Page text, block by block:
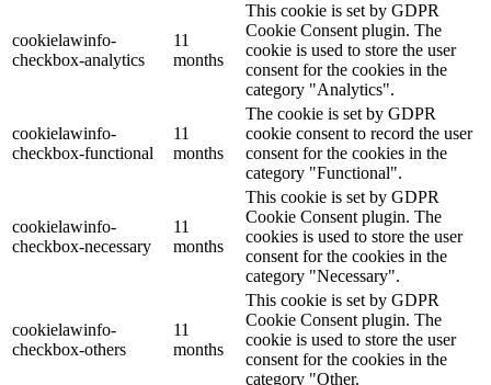
cookielawinfo-
checkbox-analytics
11
months
This cookie is set by GDPR
Cookie Consent plugin. The
cookie is used to store the user
consent for the cookies in the
category "Analytics".
cookielawinfo-
checkbox-functional
11
months
The cookie is set by GDPR
cookie consent to record the user
consent for the cookies in the
category "Functional".
cookielawinfo-
checkbox-necessary
11
months
This cookie is set by GDPR
Cookie Consent plugin. The
cookies is used to store the user
consent for the cookies in the
category "Necessary".
cookielawinfo-
checkbox-others
11
months
This cookie is set by GDPR
Cookie Consent plugin. The
cookie is used to store the user
consent for the cookies in the
category "Other.